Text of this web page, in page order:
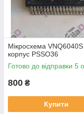
Мікросхема
корпус PSSO36
Готово до відправки 5
800 ₴
Купити